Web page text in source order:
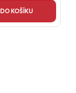
DO KOŠÍKU